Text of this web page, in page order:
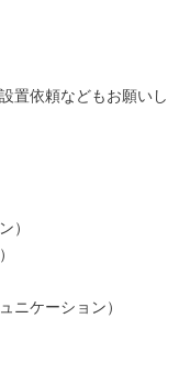
）
ニケーション）